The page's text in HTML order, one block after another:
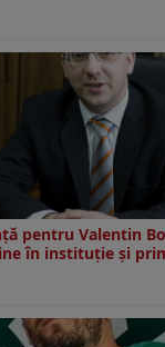
pentru Valentin
în instituție și